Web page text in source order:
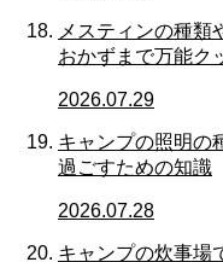
メスティンの種類
おかずまで万能ク
2026.07.29
キャンプの照明の
過ごすための知識
2026.07.28
キャンプの炊事場